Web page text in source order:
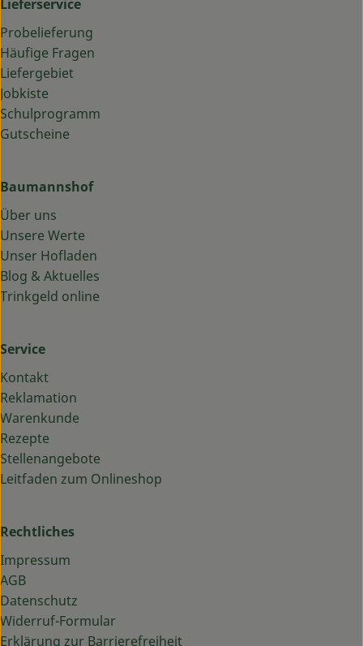
Lieferservice
Probelieferung
Häufige Fragen
Liefergebiet
Jobkiste
Schulprogramm
Gutscheine
Baumannshof
Über uns
Unsere Werte
Unser Hofladen
Blog & Aktuelles
Trinkgeld online
Service
Kontakt
Reklamation
Warenkunde
Rezepte
Stellenangebote
Leitfaden zum Onlineshop
Rechtliches
Impressum
AGB
Datenschutz
Widerruf-Formular
Erklärung zur Barrierefreiheit